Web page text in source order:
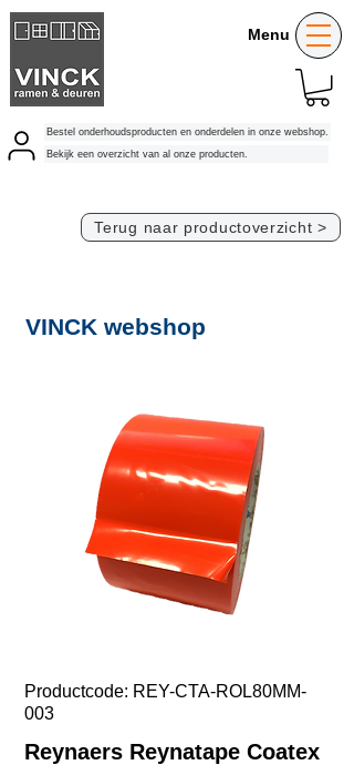
Bekijk een overzicht van al onze producten.
Bestel onderhoudsproducten en onderdelen in onze webshop.
Menu
Terug naar productoverzicht >
VINCK webshop
Productcode: REY-CTA-ROL80MM-
003
Reynaers Reynatape Coatex